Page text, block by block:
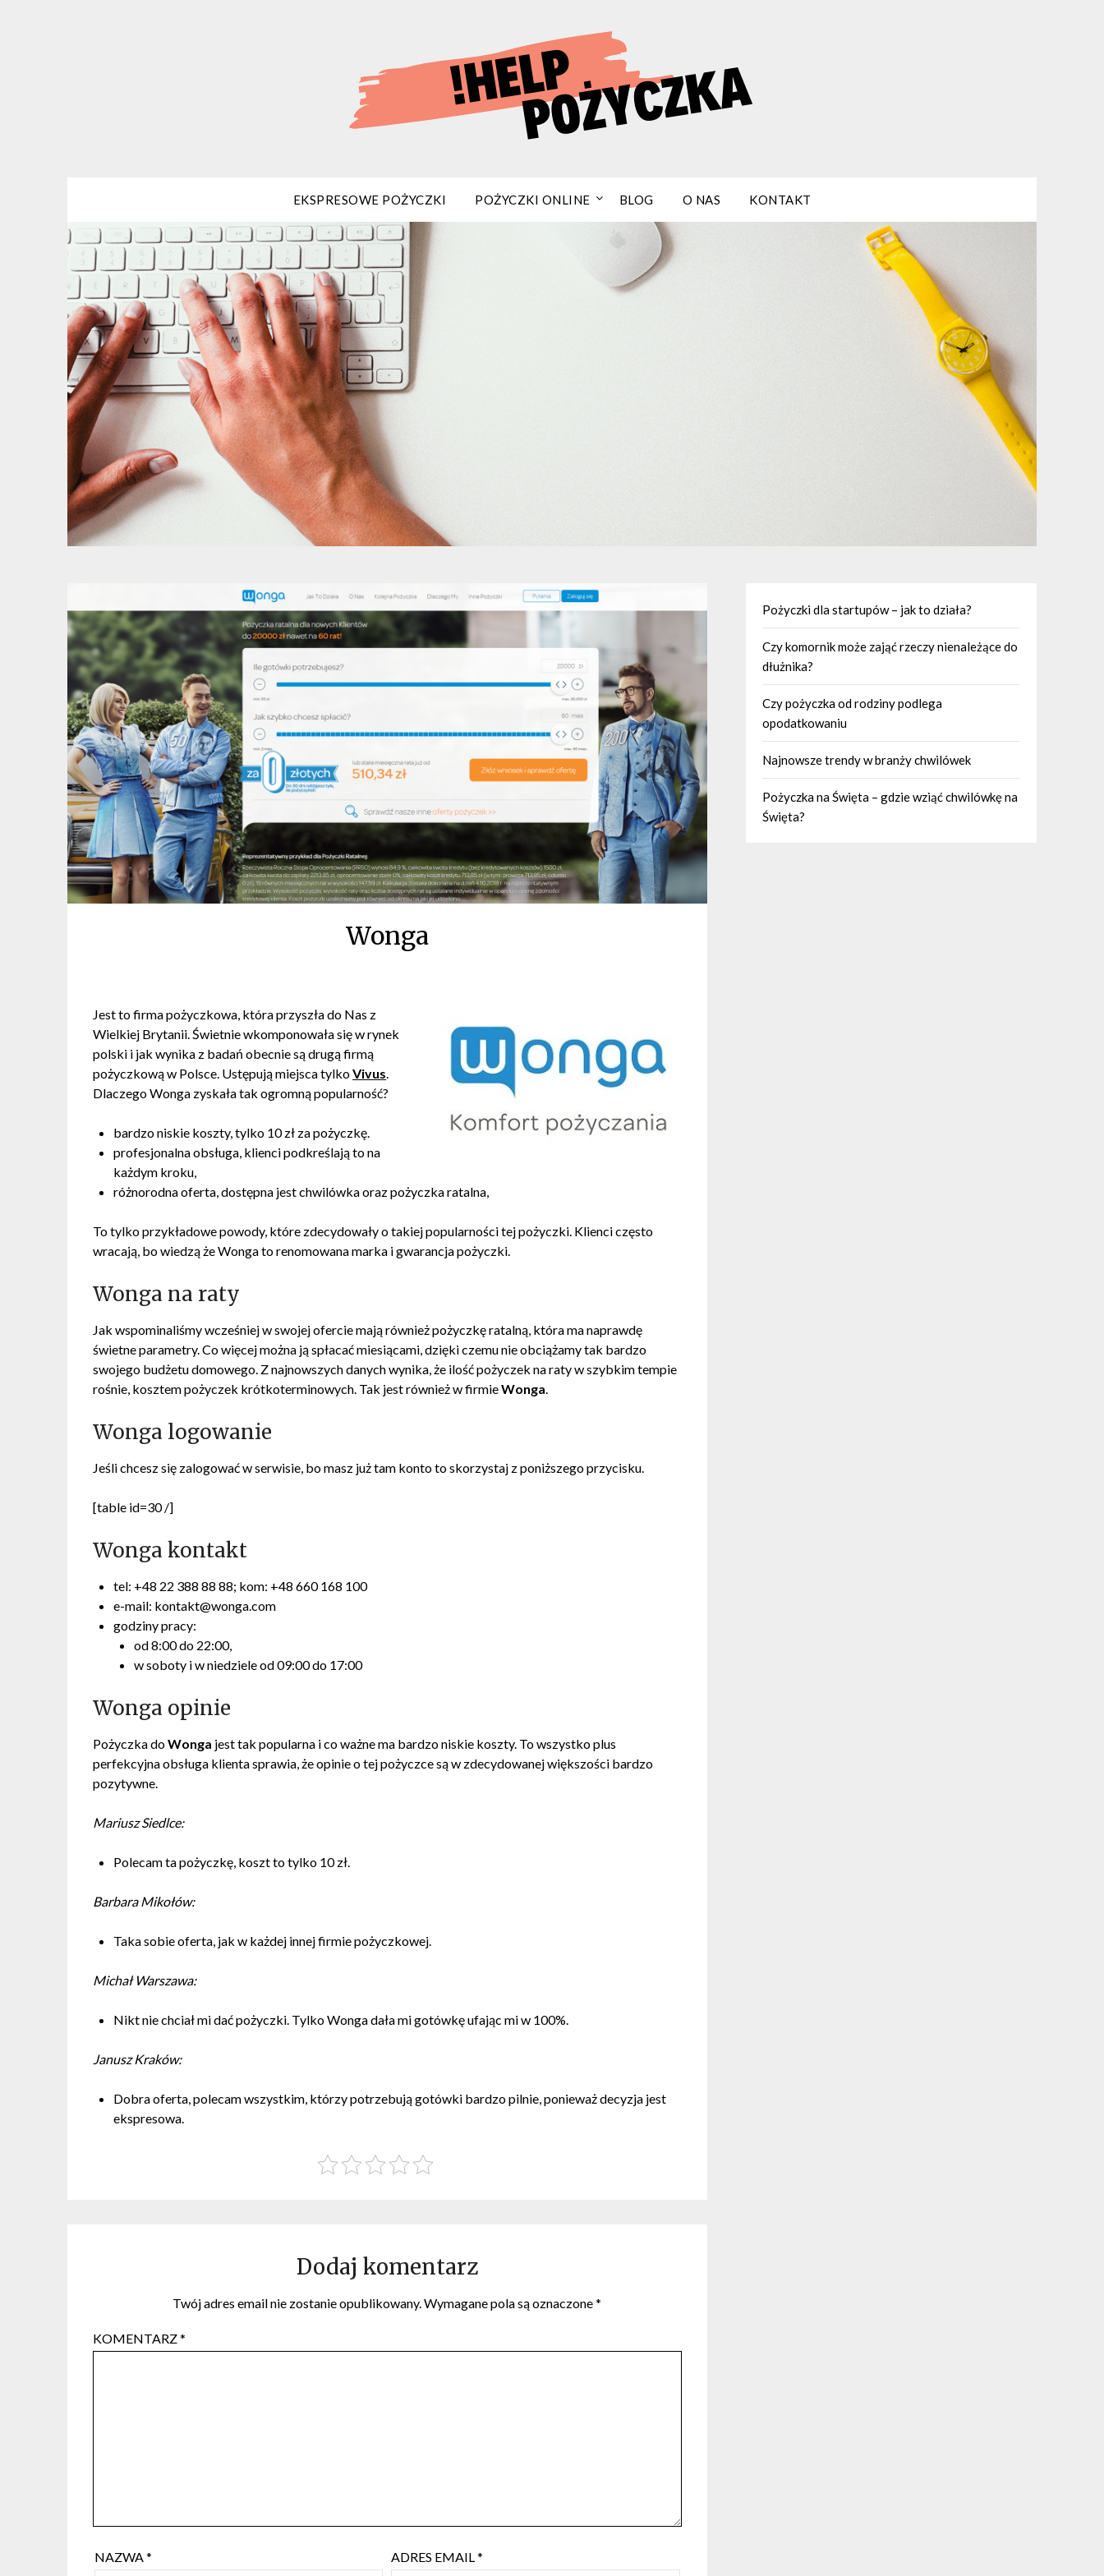
EKSPRESOWE POŻYCZKI POŻYCZKI ONLINE BLOG O NAS KONTAKT
Wonga
Jest to firma pożyczkowa, która przyszła do Nas z
Wielkiej Brytanii. Świetnie wkomponowała się w rynek
polski i jak wynika z badań obecnie są drugą firmą
pożyczkową w Polsce. Ustępują miejsca tylkoVivus
Dlaczego Wonga zyskała tak ogromną popularność?
bardzo niskie koszty, tylko 10 zł za pożyczkę.
profesjonalna obsługa, klienci podkreślają to na
każdym kroku,
różnorodna oferta, dostępna jest chwilówka oraz pożyczka ratalna,
To tylko przykładowe powody, które zdecydowały o takiej popularności tej pożyczki. Klienci często
wracają, bo wiedzą że Wonga to renomowana marka i gwarancja pożyczki.
Wonga na raty
Jak wspominaliśmy wcześniej w swojej ofercie mają również pożyczkę ratalną, która ma naprawdę
świetne parametry. Co więcej można ją spłacać miesiącami, dzięki czemu nie obciążamy tak bardzo
swojego budżetu domowego. Z najnowszych danych wynika, że ilość pożyczek na raty w szybkim tempie
rośnie, kosztem pożyczek krótkoterminowych. Tak jest również w firmieWonga
Wonga logowanie
Jeśli chcesz się zalogować w serwisie, bo masz już tam konto to skorzystaj z poniższego przycisku.
[table id=30 /]
Wonga kontakt
tel: +48 22 388 88 88; kom: +48 660 168 100
e-mail: kontakt@wonga.com
godziny pracy:
od 8:00 do 22:00,
w soboty i w niedziele od 09:00 do 17:00
Wonga opinie
Pożyczka doWonga jest tak popularna i co ważne ma bardzo niskie koszty. To wszystko plus
perfekcyjna obsługa klienta sprawia, że opinie o tej pożyczce są w zdecydowanej większości bardzo
pozytywne.
Mariusz Siedlce:
Polecam ta pożyczkę, koszt to tylko 10 zł.
Barbara Mikołów:
Taka sobie oferta, jak w każdej innej firmie pożyczkowej.
Michał Warszawa:
Nikt nie chciał mi dać pożyczki. Tylko Wonga dała mi gotówkę ufając mi w 100%.
Janusz Kraków:
Dobra oferta, polecam wszystkim, którzy potrzebują gotówki bardzo pilnie, ponieważ decyzja jest
ekspresowa.
Dodaj komentarz
Twój adres email nie zostanie opublikowany.Wymagane pola są oznaczone*
KOMENTARZ*
NAZWA* ADRES EMAIL*
Pożyczki dla startupów – jak to działa?
Czy komornik może zająć rzeczy nienależące do
dłużnika?
Czy pożyczka od rodziny podlega
opodatkowaniu
Najnowsze trendy w branży chwilówek
Pożyczka na Święta – gdzie wziąć chwilówkę na
Święta?